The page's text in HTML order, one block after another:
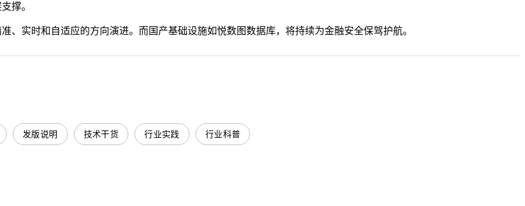
撑。
、实时和自适应的方向演进。而国产基础设施如悦数图数据库，将持续为金融安全保驾护航。
发版说明 技术干货 行业实践 行业科普